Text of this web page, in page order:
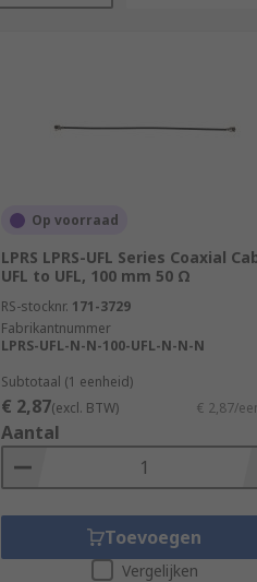
Op voorraad
LPRS LPRS-UFL Series Coaxial
UFL to UFL, 100 mm 50 Ω
RS-stocknr. 171-3729
Fabrikantnummer
LPRS-UFL-N-N-100-UFL-N-N-N
Subtotaal (1 eenheid)
€ 2,87(excl. BTW) € 2,87/
Aantal
Toevoegen
Vergelijken